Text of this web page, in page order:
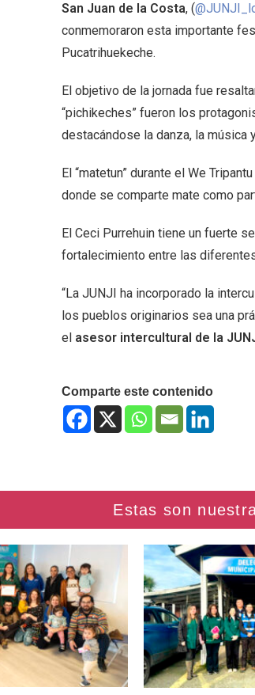
San Juan de la Costa, (
conmemoraron esta importante
Pucatrihuekeche.
El objetivo de la jornada fue
“pichikeches” fueron los
destacándose la danza, la
El “matetun” durante el We
donde se comparte mate como
El Ceci Purrehuin tiene un fuerte
fortalecimiento entre las
“La JUNJI ha incorporado la
los pueblos originarios sea una
el asesor intercultural de la
Comparte este contenido